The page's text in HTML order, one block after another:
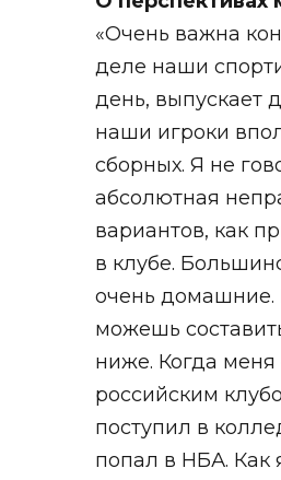
«Очень важна
деле наши
день, выпускает
наши игроки
сборных. Я не
абсолютная
вариантов, как
в клубе.
очень домашние.
можешь
ниже. Когда
российским
поступил в
попал в НБА. Как